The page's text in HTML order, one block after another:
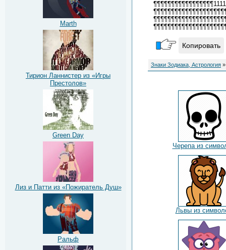
Marth
Тирион Ланнистер из «Игры
Престолов»
Green Day
Лиз и Патти из «Пожиратель Душ»
Ральф
Копировать
Знаки Зодиака, Астрология
Черепа из
Львы из